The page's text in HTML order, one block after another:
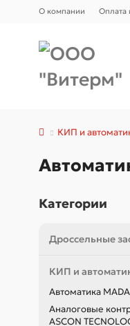
О компании Оплата
КИП и
Категории
Дроссельные
КИП и
Автоматика
Аналоговые
ASCON